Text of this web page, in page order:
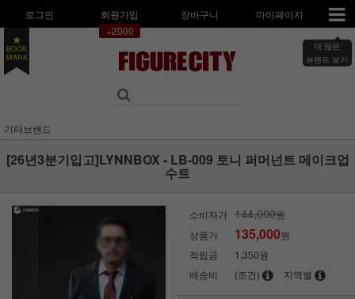
로그인
회원가입
+2000
장바구니 마이페이지
더 많은
브랜드 보기
BOOK
MARK
기타브랜드
[26년3분기입고]LYNNBOX - LB-009 토니 퍼머넌트 메이크업
수트
소비자가 144,000원
상품가
135,000원
적립금
1,350원
배송비
(조건) 지역별